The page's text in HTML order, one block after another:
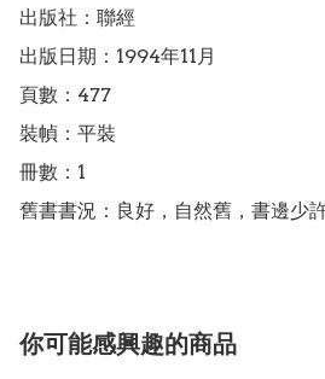
出版社：聯經
出版日期：1994年11月
頁數：477
裝幀：平裝
冊數：1
舊書書況：良好，自然舊，書邊少
你可能感興趣的商品